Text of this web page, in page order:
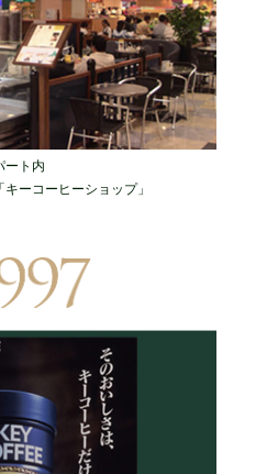
ート内
ーコーヒーショップ」